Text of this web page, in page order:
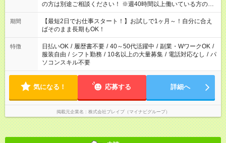
の方は別途ご相談ください！ ※週40時間以上働いている方のW
ワークはNG
期間
【最短2日でお仕事スタート！】お試しで1ヶ月～！自分に合え
ばそのまま長期もOK！
特徴 日払いOK / 履歴書不要 / 40～50代活躍中 / 副業・WワークOK /
服装自由 / シフト勤務 / 10名以上の大量募集 / 電話対応なし / パ
ソコンスキル不要
気になる！ 応募する 詳細へ
掲載元企業名 株式会社ブレイブ（マイナビグループ）